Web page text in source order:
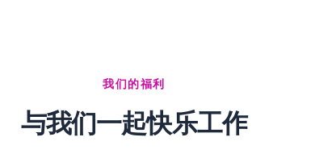
我们的福利
与我们一起快乐工作